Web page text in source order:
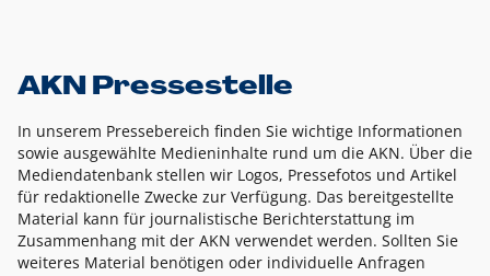
AKN Pressestelle
In unserem Pressebereich finden Sie wichtige Informationen
sowie ausgewählte Medieninhalte rund um die AKN. Über die
Mediendatenbank stellen wir Logos, Pressefotos und Artikel
für redaktionelle Zwecke zur Verfügung. Das bereitgestellte
Material kann für journalistische Berichterstattung im
Zusammenhang mit der AKN verwendet werden. Sollten Sie
weiteres Material benötigen oder individuelle Anfragen